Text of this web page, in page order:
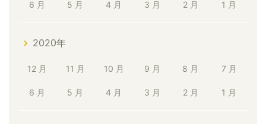
6 月 5 月 4 月 3 月 2 月 1 月
2020年
12 月 11 月 10 月 9 月 8 月 7 月
6 月 5 月 4 月 3 月 2 月 1 月